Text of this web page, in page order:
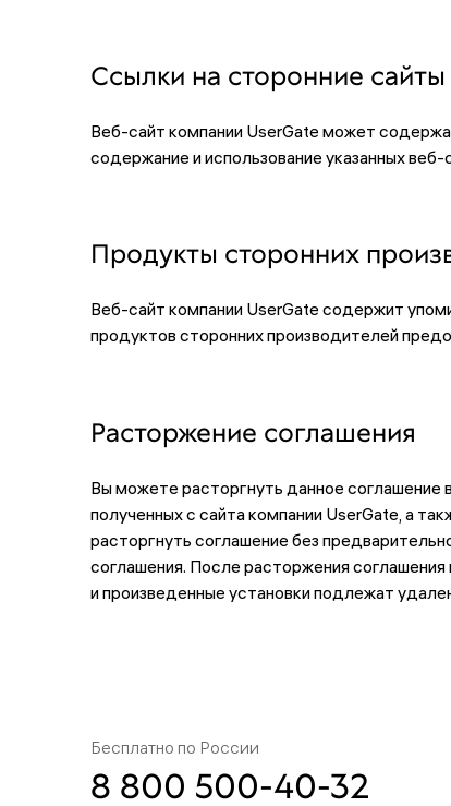
Ссылки на сторонние сайты
Веб-сайт компании UserGate может
содержание и использование указанных веб-
Продукты сторонних
Веб-сайт компании UserGate содержит
продуктов сторонних производителей
Расторжение соглашения
Вы можете расторгнуть данное
полученных с сайта компании UserGate, а
расторгнуть соглашение без
соглашения. После расторжения
и произведенные установки подлежат
Бесплатно по России
8 800 500-40-32